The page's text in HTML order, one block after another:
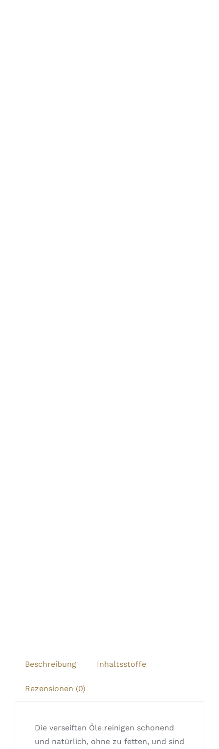
Beschreibung Inhaltsstoffe
Rezensionen (0)
Die verseiften Öle reinigen schonend
und natürlich, ohne zu fetten, und sind